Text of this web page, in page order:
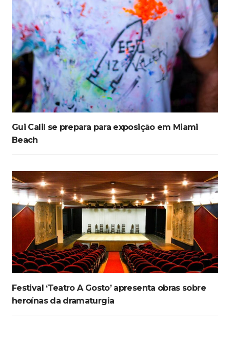
Gui Calil se prepara para exposição em Miami
Beach
Festival ‘Teatro A Gosto’ apresenta obras sobre
heroínas da dramaturgia